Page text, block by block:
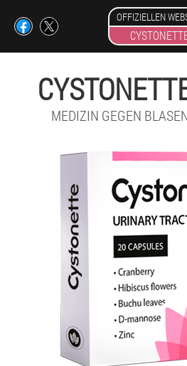
OFFIZIELLEN
MEDIZIN GEGEN